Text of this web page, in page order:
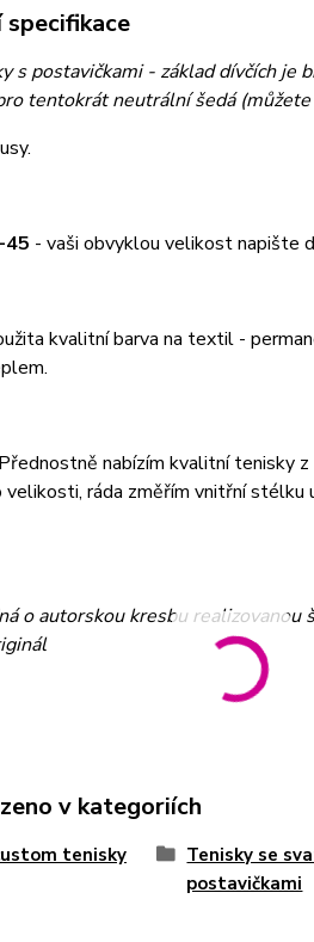
s postavičkami - základ dívčích je
tentokrát neutrální šedá
- vaši obvyklou velikost napište
kvalitní barva na textil -
Přednostně nabízím kvalitní tenisky
ráda změřím vnitřní stélku
o autorskou kresbu
v kategoriích
tenisky
Tenisky se
postavičkami